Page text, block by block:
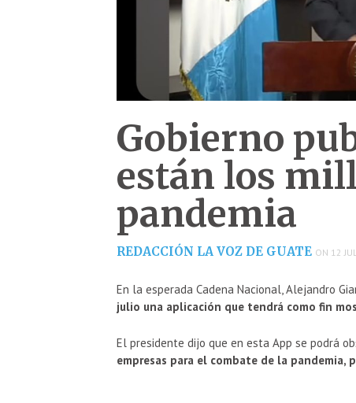
Gobierno
están los
pandemia
REDACCIÓN LA VOZ DE GUATE ON 12
En la esperada Cadena Nacional, Alejandro
julio una aplicación que tendrá como fin
El presidente dijo que en esta App se podrá
empresas para el combate de la pandemia,